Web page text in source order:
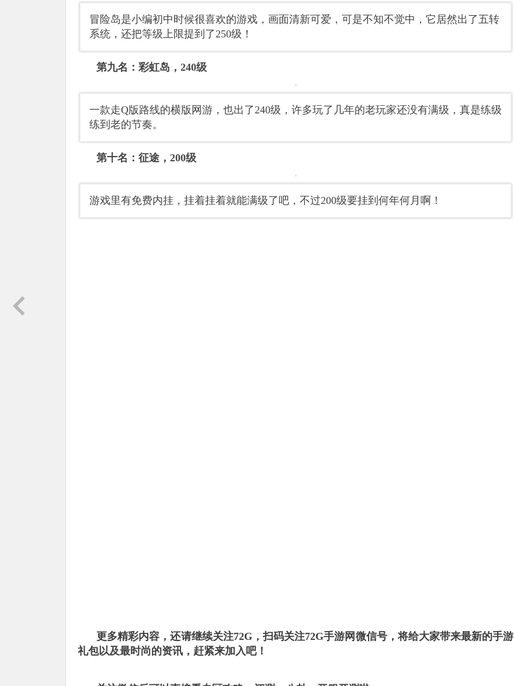
冒险岛是小编初中时候很喜欢的游戏，画面清新可爱，可是不知不觉中，它居然出了五转
系统，还把等级上限提到了250级！
第九名：彩虹岛，240级
一款走Q版路线的横版网游，也出了240级，许多玩了几年的老玩家还没有满级，真是练级
练到老的节奏。
第十名：征途，200级
游戏里有免费内挂，挂着挂着就能满级了吧，不过200级要挂到何年何月啊！
更多精彩内容，还请继续关注72G，扫码关注72G手游网微信号，将给大家带来最新的手游
礼包以及最时尚的资讯，赶紧来加入吧！